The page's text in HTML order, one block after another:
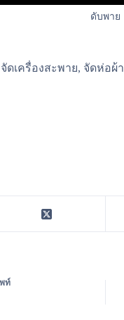
ดับพาย
ดเครื่องสะพาย, จัดห่อผ้า
ท์